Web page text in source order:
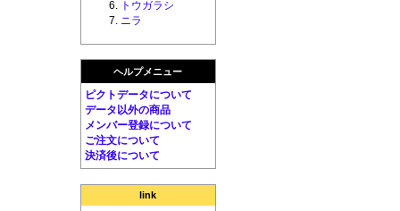
トウガラシ
ニラ
ヘルプメニュー
ピクトデータについて
データ以外の商品
メンバー登録について
ご注文について
決済後について
link